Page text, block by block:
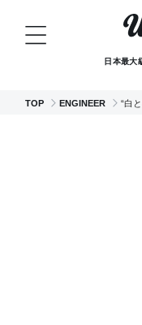
日本最大
TOP ENGINEER “白